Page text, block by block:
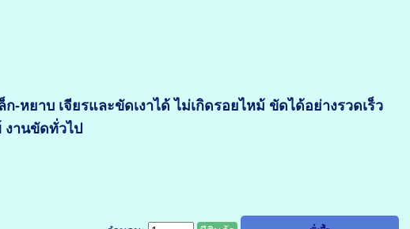
ก-หยาบ เจียรและขัดเงาได้ ไม่เกิดรอยไหม้ ขัดได้อย่างรวดเร็ว
งานขัดทั่วไป